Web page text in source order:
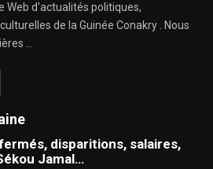
Web d'actualités politiques,
de la Guinée Conakry . Nous
...
disparitions, salaires,
Jamal…